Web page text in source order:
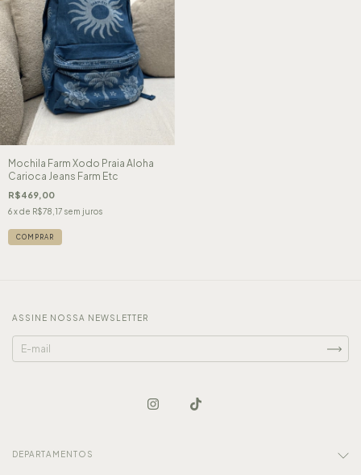
Mochila Farm Xodo Praia Aloha
Carioca Jeans Farm Etc
R$469,00
6x de R$78,17 sem juros
ASSINE NOSSA NEWSLETTER
DEPARTAMENTOS